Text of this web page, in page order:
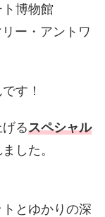
博物館
ー・アントワ
す！
るスペシャル
した。
とゆかりの深